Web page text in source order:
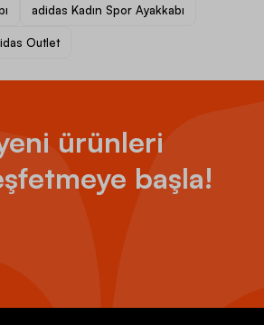
adidas Kadın Spor Ayakkabı
Outlet
ürünleri
başla!